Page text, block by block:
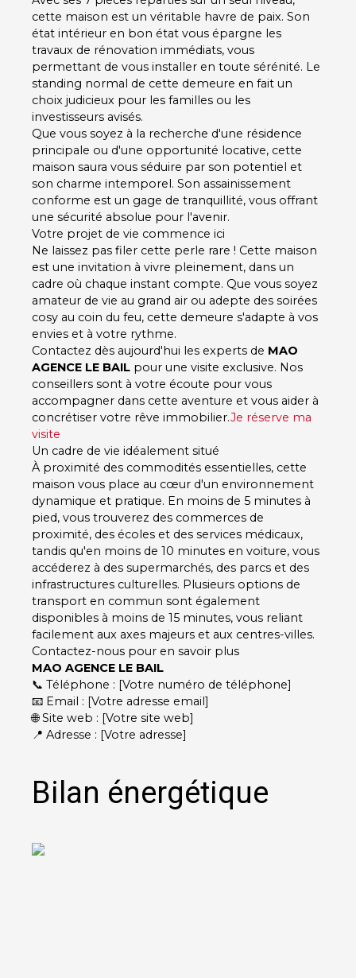
cette maison est un véritable havre de paix. Son
état intérieur en bon état vous épargne les
travaux de rénovation immédiats, vous
permettant de vous installer en toute sérénité. Le
standing normal de cette demeure en fait un
choix judicieux pour les familles ou les
investisseurs avisés.
Que vous soyez à la recherche d'une résidence
principale ou d'une opportunité locative, cette
maison saura vous séduire par son potentiel et
son charme intemporel. Son assainissement
conforme est un gage de tranquillité, vous offrant
une sécurité absolue pour l'avenir.
Votre projet de vie commence ici
Ne laissez pas filer cette perle rare ! Cette maison
est une invitation à vivre pleinement, dans un
cadre où chaque instant compte. Que vous soyez
amateur de vie au grand air ou adepte des soirées
cosy au coin du feu, cette demeure s'adapte à vos
envies et à votre rythme.
Contactez dès aujourd'hui les experts de MAO
AGENCE LE BAIL pour une visite exclusive. Nos
conseillers sont à votre écoute pour vous
accompagner dans cette aventure et vous aider à
concrétiser votre rêve immobilier.Je réserve ma
visite
Un cadre de vie idéalement situé
À proximité des commodités essentielles, cette
maison vous place au cœur d'un environnement
dynamique et pratique. En moins de 5 minutes à
pied, vous trouverez des commerces de
proximité, des écoles et des services médicaux,
tandis qu'en moins de 10 minutes en voiture, vous
accéderez à des supermarchés, des parcs et des
infrastructures culturelles. Plusieurs options de
transport en commun sont également
disponibles à moins de 15 minutes, vous reliant
facilement aux axes majeurs et aux centres-villes.
Contactez-nous pour en savoir plus
MAO AGENCE LE BAIL
📞 Téléphone : [Votre numéro de téléphone]
📧 Email : [Votre adresse email]
🌐 Site web : [Votre site web]
📍 Adresse : [Votre adresse]
Bilan énergétique